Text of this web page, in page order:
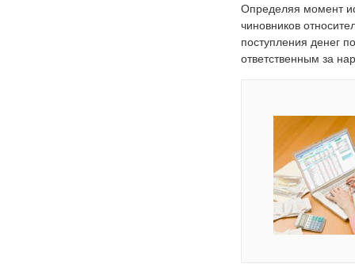
Определяя момент
чиновников
поступления денег
ответственным за